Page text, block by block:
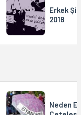
Erkek
2018
Neden